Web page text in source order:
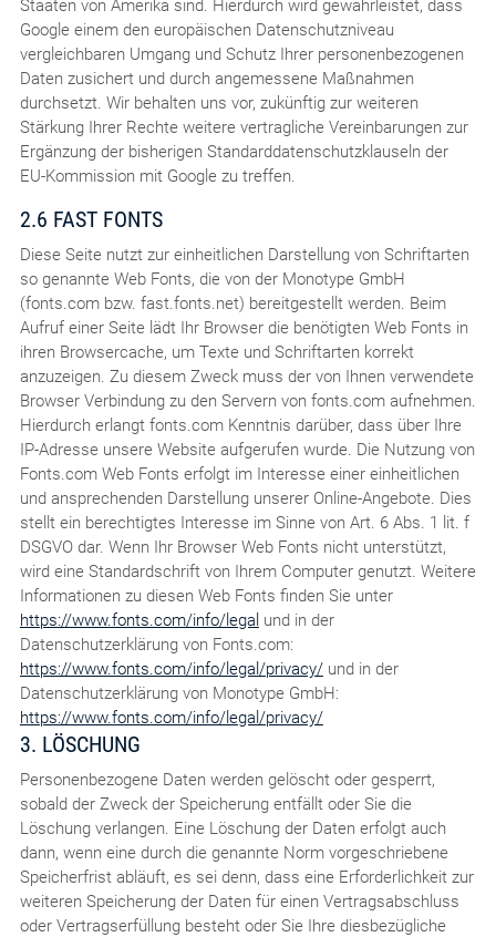
Staaten von Amerika sind. Hierdurch wird gewährleistet, dass
Google einem den europäischen Datenschutzniveau
vergleichbaren Umgang und Schutz Ihrer personenbezogenen
Daten zusichert und durch angemessene Maßnahmen
durchsetzt. Wir behalten uns vor, zukünftig zur weiteren
Stärkung Ihrer Rechte weitere vertragliche Vereinbarungen zur
Ergänzung der bisherigen Standarddatenschutzklauseln der
EU-Kommission mit Google zu treffen.
2.6 FAST FONTS
Diese Seite nutzt zur einheitlichen Darstellung von Schriftarten
so genannte Web Fonts, die von der Monotype GmbH
(fonts.com bzw. fast.fonts.net) bereitgestellt werden. Beim
Aufruf einer Seite lädt Ihr Browser die benötigten Web Fonts in
ihren Browsercache, um Texte und Schriftarten korrekt
anzuzeigen. Zu diesem Zweck muss der von Ihnen verwendete
Browser Verbindung zu den Servern von fonts.com aufnehmen.
Hierdurch erlangt fonts.com Kenntnis darüber, dass über Ihre
IP-Adresse unsere Website aufgerufen wurde. Die Nutzung von
Fonts.com Web Fonts erfolgt im Interesse einer einheitlichen
und ansprechenden Darstellung unserer Online-Angebote. Dies
stellt ein berechtigtes Interesse im Sinne von Art. 6 Abs. 1 lit. f
DSGVO dar. Wenn Ihr Browser Web Fonts nicht unterstützt,
wird eine Standardschrift von Ihrem Computer genutzt. Weitere
Informationen zu diesen Web Fonts finden Sie unter
https://www.fonts.com/info/legal und in der
Datenschutzerklärung von Fonts.com:
https://www.fonts.com/info/legal/privacy/und in der
Datenschutzerklärung von Monotype GmbH:
https://www.fonts.com/info/legal/privacy/
3. LÖSCHUNG
Personenbezogene Daten werden gelöscht oder gesperrt,
sobald der Zweck der Speicherung entfällt oder Sie die
Löschung verlangen. Eine Löschung der Daten erfolgt auch
dann, wenn eine durch die genannte Norm vorgeschriebene
Speicherfrist abläuft, es sei denn, dass eine Erforderlichkeit zur
weiteren Speicherung der Daten für einen Vertragsabschluss
oder Vertragserfüllung besteht oder Sie Ihre diesbezügliche